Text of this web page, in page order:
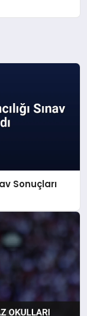
Sonuçları